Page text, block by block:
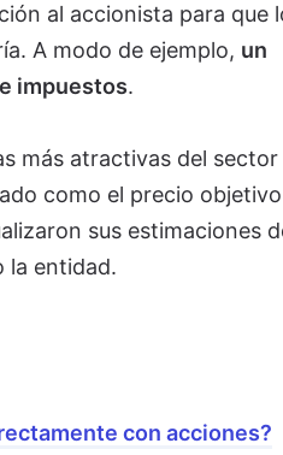
al accionista para que
A modo de ejemplo, un
impuestos.
más atractivas del sector
como el precio objetivo
sus estimaciones
la entidad.
con acciones?